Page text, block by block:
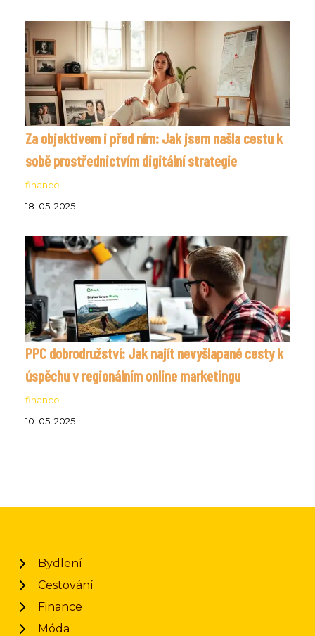
Za objektivem i před ním: Jak jsem našla cestu k
sobě prostřednictvím digitální strategie
finance
18. 05. 2025
PPC dobrodružství: Jak najít nevyšlapané cesty k
úspěchu v regionálním online marketingu
finance
10. 05. 2025
Bydlení
Cestování
Finance
Móda